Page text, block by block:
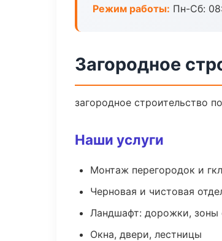
Режим работы: Пн-Сб:
Загородное
загородное строительство
Наши услуги
Монтаж перегородок и гкл
Черновая и чистовая
Ландшафт: дорожки, зоны
Окна, двери, лестницы